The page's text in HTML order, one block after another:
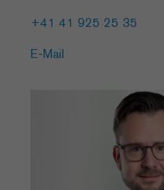
+41 41 925 25 35
E-Mail